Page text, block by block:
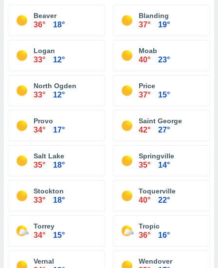
Beaver
36° 18°
Blanding
37° 19°
Logan
33° 12°
Moab
40° 23°
North Ogden
33° 12°
Price
37° 15°
Provo
34° 17°
Saint George
42° 27°
Salt Lake
35° 18°
Springville
35° 14°
Stockton
33° 18°
Toquerville
40° 22°
Torrey
34° 15°
Tropic
36° 16°
Vernal Wendover